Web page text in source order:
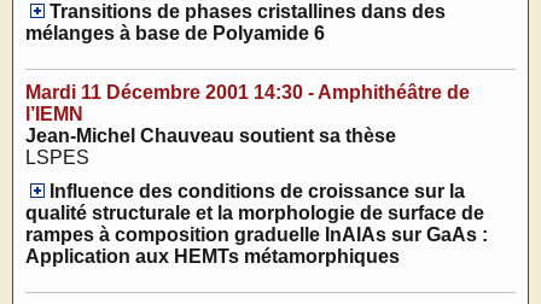
Transitions de phases cristallines dans des
mélanges à base de Polyamide 6
Mardi 11 Décembre 2001 14:30 - Amphithéâtre de
l’IEMN
Jean-Michel Chauveau soutient sa thèse
LSPES
Influence des conditions de croissance sur la
qualité structurale et la morphologie de surface de
rampes à composition graduelle InAlAs sur GaAs :
Application aux HEMTs métamorphiques